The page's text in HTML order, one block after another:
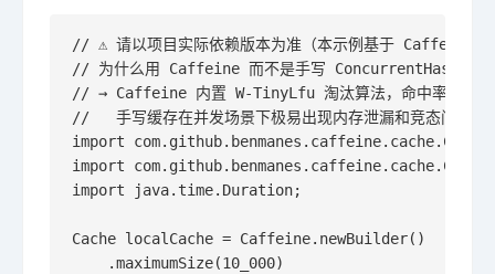
// ⚠️ 请以项目实际依赖版本为准（本示例基于 Caffeine
// 为什么用 Caffeine 而不是手写 ConcurrentHashMap
// → Caffeine 内置 W-TinyLfu 淘汰算法，命中率显著优
//   手写缓存在并发场景下极易出现内存泄漏和竞态问题。
import com.github.benmanes.caffeine.cache.Cache;
import
import java.time.Duration;
Cache localCache = Caffeine.newBuilder()
.maximumSize(10_000)                     //